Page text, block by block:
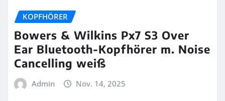
KOPFHÖRER
Bowers & Wilkins Px7 S3 Over
Ear Bluetooth-Kopfhörer m. Noise
Cancelling weiß
Admin Nov. 14, 2025